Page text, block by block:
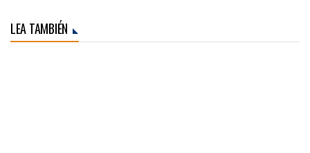
LEA TAMBIÉN